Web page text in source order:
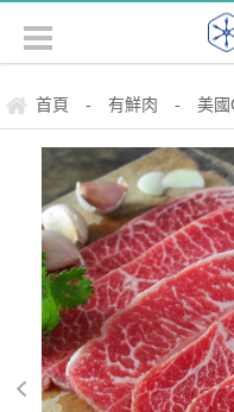
首頁 - 有鮮肉 - 美國